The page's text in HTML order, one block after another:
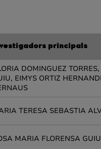
principals
DOMINGUEZ
EIMYS ORTIZ
TERESA SEBASTIA
MARIA FLORENSA GUIU